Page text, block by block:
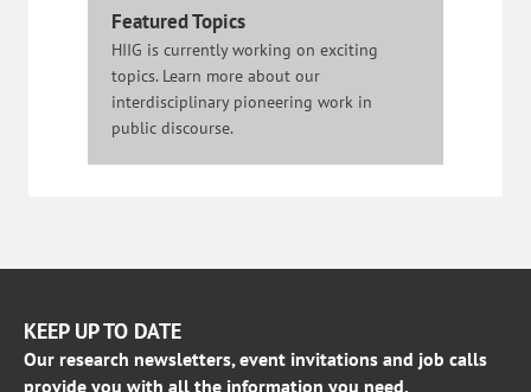
Featured Topics
HIIG is currently working on exciting
topics. Learn more about our
interdisciplinary pioneering work in
public discourse.
KEEP UP TO DATE
Our research newsletters, event invitations and job calls
provide you with all the information you need.